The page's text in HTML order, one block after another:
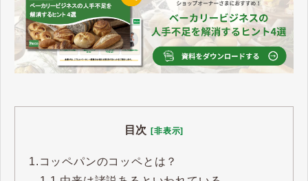
目次 [非表示]
1. コッペパンのコッペとは？